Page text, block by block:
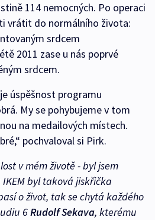
114 nemocných. Po operaci
vrátit do normálního života:
srdcem
2011 zase u nás poprvé
srdcem.
úspěšnost programu
My se pohybujeme v tom
na medailových místech.
pochvaloval si Pirk.
v mém životě - byl jsem
byl taková jiskřička
o život, tak se chytá každého
6Rudolf Sekava, kterému